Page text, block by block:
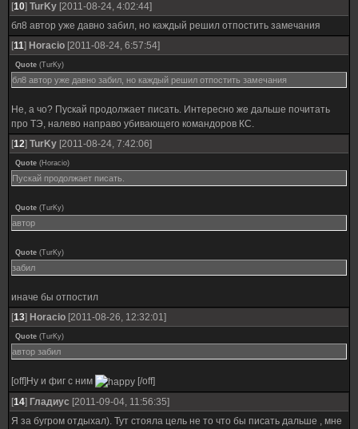
[10] TurKy [2011-08-24, 4:02:44]
бл8 автор уже давно забил, но каждый решил отпостить замечания
[11] Horacio [2011-08-24, 6:57:54]
Quote (TurKy)
бл8 автор уже давно забил, но каждый решил отпостить замечания
Не, а чо? Пускай продолжает писать. Интересно же дальше почитать
про ТЭ, налево направо убивающего командоров КС.
[12] TurKy [2011-08-24, 7:42:06]
Quote (Horacio)
Пускай продолжает писать.
Quote (TurKy)
автор
Quote (TurKy)
забил
иначе бы отпостил
[13] Horacio [2011-08-26, 12:32:01]
Quote (TurKy)
автор забил
[off]Ну и фиг с ним
[/off]
[14] Гладиус [2011-09-04, 11:56:35]
Я за бугром отдыхал). Тут стояла цель не то что бы писать дальше , мне